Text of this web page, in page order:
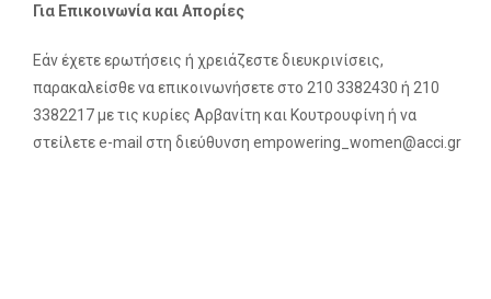
Για Επικοινωνία και Απορίες
Εάν έχετε ερωτήσεις ή χρειάζεστε διευκρινίσεις,
παρακαλείσθε να επικοινωνήσετε στο 210 3382430 ή 210
3382217 με τις κυρίες Αρβανίτη και Κουτρουφίνη ή να
στείλετε e-mail στη διεύθυνση empowering_women@acci.gr